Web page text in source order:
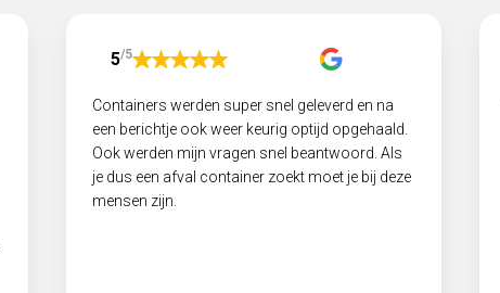
5/5
Containers werden super snel geleverd en na
een berichtje ook weer keurig optijd opgehaald.
Ook werden mijn vragen snel beantwoord. Als
je dus een afval container zoekt moet je bij deze
mensen zijn.